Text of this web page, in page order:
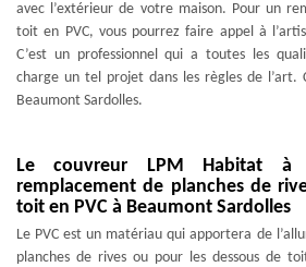
avec l’extérieur de votre maison. Pour un
toit en PVC, vous pourrez faire appel à
C’est un professionnel qui a toutes les
charge un tel projet dans les règles de l’art.
Beaumont Sardolles.
Le couvreur LPM Habitat à
remplacement de planches de
toit en PVC à Beaumont Sardolles
Le PVC est un matériau qui apportera de
planches de rives ou pour les dessous de